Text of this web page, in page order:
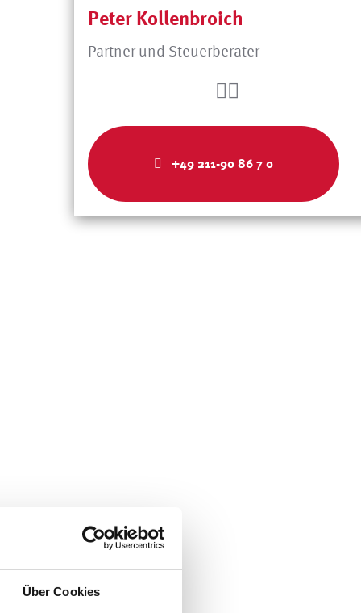
Über Cookies
Peter Kollenbroich
Partner und Steuerberater
+49 211-90 86 7 0